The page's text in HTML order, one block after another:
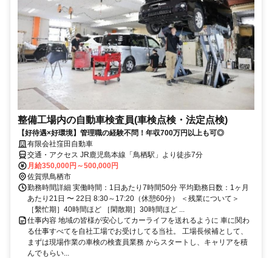
整備工場内の自動車検査員(車検点検・法定点検)
【好待遇×好環境】管理職の経験不問！年収700万円以上も可◎
有限会社窪田自動車
交通・アクセス JR鹿児島本線「鳥栖駅」より徒歩7分
月給350,000円～500,000円
佐賀県鳥栖市
勤務時間詳細 実働時間：1日あたり7時間50分 平均勤務日数：1ヶ月
あたり21日 〜 22日 8:30～17:20（休憩60分） ＜残業について＞
［繫忙期］40時間ほど ［閑散期］30時間ほど ...
仕事内容 地域の皆様が安心してカーライフを送れるように 車に関わ
る仕事すべてを自社工場でお受けしてる当社。 工場長候補として、
まずは現場作業の車検の検査員業務 からスタートし、キャリアを積
んでもらい...